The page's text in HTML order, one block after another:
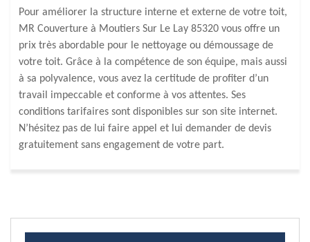
Pour améliorer la structure interne et externe de votre toit,
MR Couverture à Moutiers Sur Le Lay 85320 vous offre un
prix très abordable pour le nettoyage ou démoussage de
votre toit. Grâce à la compétence de son équipe, mais aussi
à sa polyvalence, vous avez la certitude de profiter d’un
travail impeccable et conforme à vos attentes. Ses
conditions tarifaires sont disponibles sur son site internet.
N’hésitez pas de lui faire appel et lui demander de devis
gratuitement sans engagement de votre part.